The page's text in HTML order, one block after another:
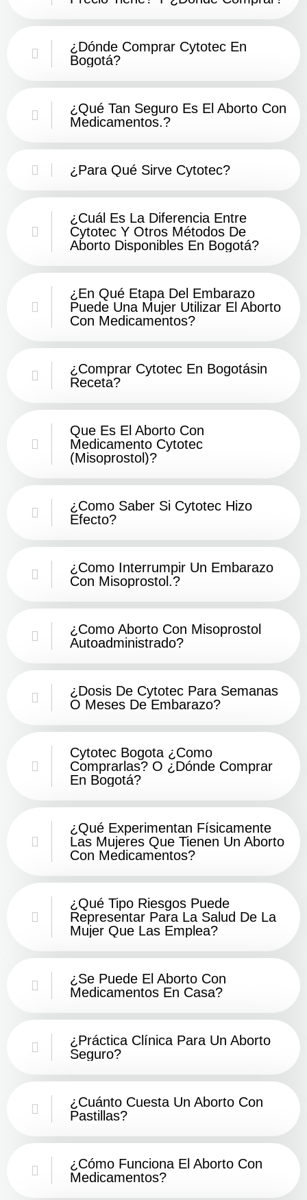
¿Dónde Comprar Cytotec En
Bogotá?
¿Qué Tan Seguro Es El Aborto Con
Medicamentos.?
¿Para Qué Sirve Cytotec?
¿Cuál Es La Diferencia Entre
Cytotec Y Otros Métodos De
Aborto Disponibles En Bogotá?
¿En Qué Etapa Del Embarazo
Puede Una Mujer Utilizar El Aborto
Con Medicamentos?
¿Comprar Cytotec En Bogotásin
Receta?
Que Es El Aborto Con
Medicamento Cytotec
(misoprostol)?
¿Como Saber Si Cytotec Hizo
Efecto?
¿como Interrumpir Un Embarazo
Con Misoprostol.?
¿Como Aborto Con Misoprostol
Autoadministrado?
¿Dosis De Cytotec Para Semanas
O Meses De Embarazo?
Cytotec Bogota ¿Como
Comprarlas? O ¿Dónde Comprar
En Bogotá?
¿Qué Experimentan Físicamente
Las Mujeres Que Tienen Un Aborto
Con Medicamentos?
¿Qué Tipo Riesgos Puede
Representar Para La Salud De La
Mujer Que Las Emplea?
¿Se Puede El Aborto Con
Medicamentos En Casa?
¿Práctica Clínica Para Un Aborto
Seguro?
¿Cuánto Cuesta Un Aborto Con
Pastillas?
¿Cómo Funciona El Aborto Con
Medicamentos?